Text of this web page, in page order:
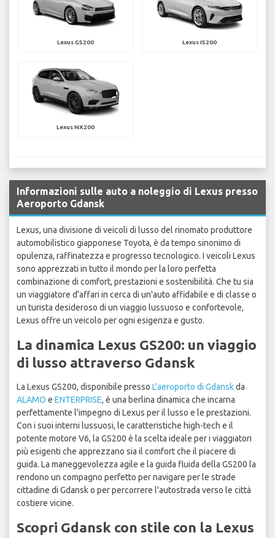
Lexus GS200 Lexus IS200
Lexus NX200
Informazioni sulle auto a noleggio di Lexus presso
Aeroporto Gdansk
Lexus, una divisione di veicoli di lusso del rinomato produttore
automobilistico giapponese Toyota, è da tempo sinonimo di
opulenza, raffinatezza e progresso tecnologico. I veicoli Lexus
sono apprezzati in tutto il mondo per la loro perfetta
combinazione di comfort, prestazioni e sostenibilità. Che tu sia
un viaggiatore d'affari in cerca di un'auto affidabile e di classe o
un turista desideroso di un viaggio lussuoso e confortevole,
Lexus offre un veicolo per ogni esigenza e gusto.
La dinamica Lexus GS200: un viaggio
di lusso attraverso Gdansk
La Lexus GS200, disponibile presso L'aeroporto di Gdanskda
ALAMO e ENTERPRISE, è una berlina dinamica che incarna
perfettamente l'impegno di Lexus per il lusso e le prestazioni.
Con i suoi interni lussuosi, le caratteristiche high-tech e il
potente motore V6, la GS200 è la scelta ideale per i viaggiatori
più esigenti che apprezzano sia il comfort che il piacere di
guida. La maneggevolezza agile e la guida fluida della GS200 la
rendono un compagno perfetto per navigare per le strade
cittadine di Gdansk o per percorrere l'autostrada verso le città
costiere vicine.
Scopri Gdansk con stile con la Lexus